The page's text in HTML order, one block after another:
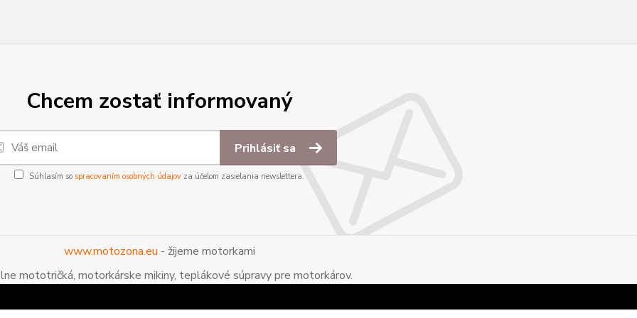
Chcem zostať informovaný
Prihlásiť sa
Súhlasím so spracovaním osobných údajov za účelom zasielania newslettera.
www.motozona.eu - žijeme motorkami
mototričká, motorkárske mikiny, teplákové súpravy pre motorkárov.